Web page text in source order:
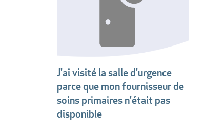
J'ai visité la salle d'urgence
parce que mon fournisseur de
soins primaires n'était pas
disponible